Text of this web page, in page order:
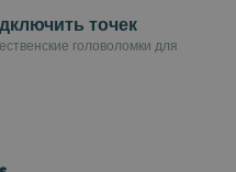
точек
головоломки для